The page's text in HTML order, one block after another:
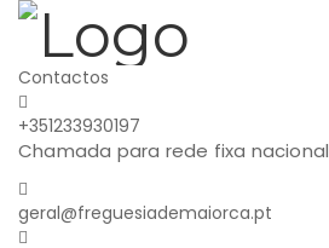
Contactos
+351233930197
Chamada para rede fixa nacional
geral@freguesiademaiorca.pt